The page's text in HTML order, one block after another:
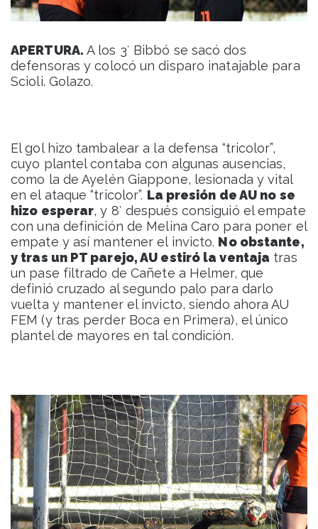
APERTURA. A los 3′ Bibbó se sacó dos
defensoras y colocó un disparo inatajable para
Scioli. Golazo.
El gol hizo tambalear a la defensa “tricolor”,
cuyo plantel contaba con algunas ausencias,
como la de Ayelén Giappone, lesionada y vital
en el ataque “tricolor”. La presión de AU no se
hizo esperar, y 8′ después consiguió el empate
con una definición de Melina Caro para poner el
empate y así mantener el invicto. No obstante,
y tras un PT parejo, AU estiró la ventaja tras
un pase filtrado de Cañete a Helmer, que
definió cruzado al segundo palo para darlo
vuelta y mantener el invicto, siendo ahora AU
FEM (y tras perder Boca en Primera), el único
plantel de mayores en tal condición.